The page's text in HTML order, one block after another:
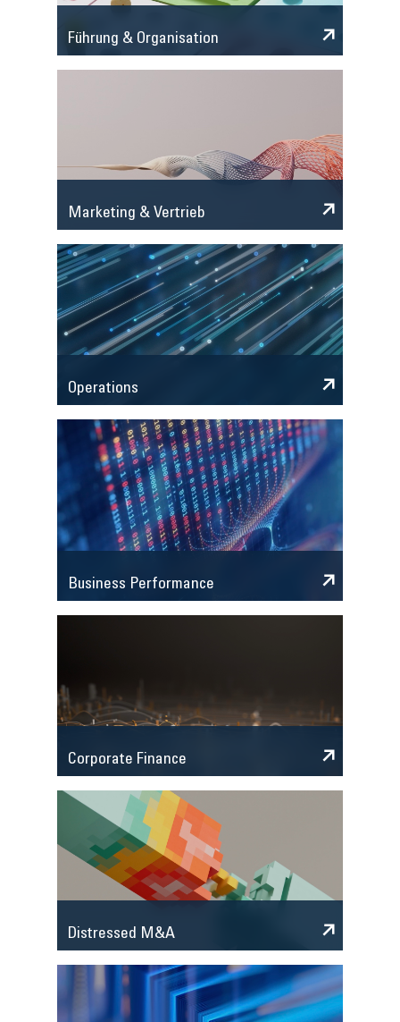
Führung & Organisation
Marketing & Vertrieb
Operations
Business Performance
Corporate Finance
Distressed M&A